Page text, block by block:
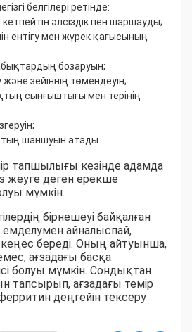
белгілері ретінде:
әлсіздік пен шаршауды;
ентігу мен жүрек қағысының
бозаруын;
зейіннің төмендеуін;
сынғыштығы мен терінің
шаншуын атады.
тапшылығы кезінде адамда
жеуге деген ерекше
мүмкін.
бірнешеуі байқалған
емделумен айналыспай,
кеңес береді. Оның айтуынша,
ағзадағы басқа
болуы мүмкін. Сондықтан
тапсырып, ағзадағы темір
деңгейін тексеру